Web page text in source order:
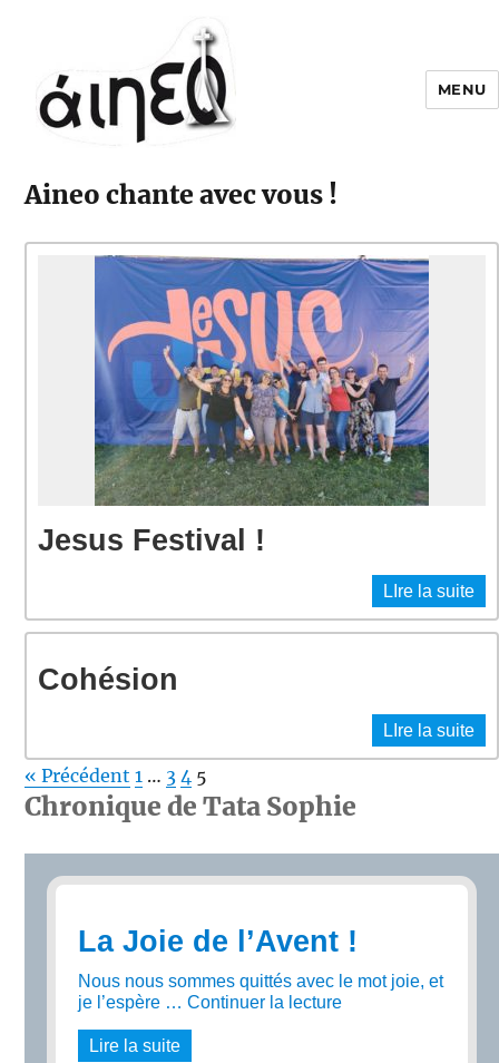
MENU
Aineo chante avec vous !
Jesus Festival !
LIre la suite
Cohésion
LIre la suite
« Précédent 1 … 3 4 5
Chronique de Tata Sophie
La Joie de l’Avent !
Nous nous sommes quittés avec le mot joie, et
je l’espère …Continuer la lecture
Lire la suite